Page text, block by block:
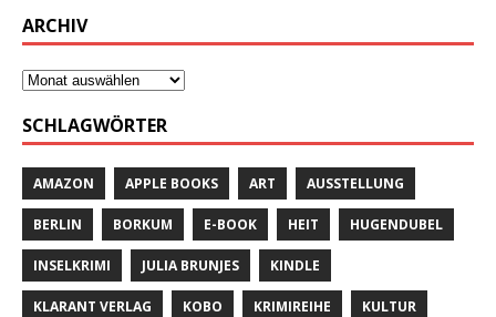
ARCHIV
SCHLAGWÖRTER
AMAZON APPLE BOOKS ART AUSSTELLUNG
BERLIN BORKUM E-BOOK HEIT HUGENDUBEL
INSELKRIMI JULIA BRUNJES KINDLE
KLARANT VERLAG KOBO KRIMIREIHE KULTUR